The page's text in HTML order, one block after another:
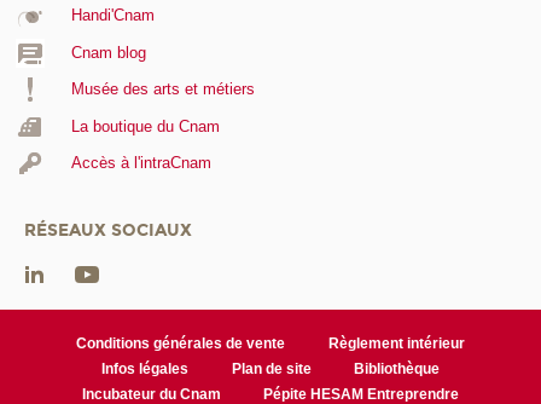
Handi'Cnam
Cnam blog
Musée des arts et métiers
La boutique du Cnam
Accès à l'intraCnam
RÉSEAUX SOCIAUX
Conditions générales de vente
Règlement intérieur
Infos légales
Plan de site
Bibliothèque
Incubateur du Cnam
Pépite HESAM Entreprendre